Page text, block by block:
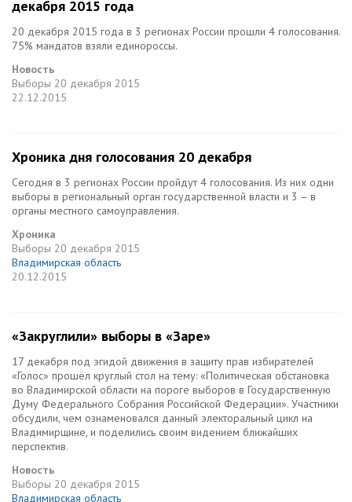
декабря 2015 года
20 декабря 2015 года в 3 регионах России прошли 4 голосования.
75% мандатов взяли единороссы.
Новость
Выборы 20 декабря 2015
22.12.2015
Хроника дня голосования 20 декабря
Сегодня в 3 регионах России пройдут 4 голосования. Из них одни
выборы в региональный орган государственной власти и 3 – в
органы местного самоуправления.
Хроника
Выборы 20 декабря 2015
Владимирская область
20.12.2015
«Закруглили» выборы в «Заре»
17 декабря под эгидой движения в защиту прав избирателей
«Голос» прошёл круглый стол на тему: «Политическая обстановка
во Владимирской области на пороге выборов в Государственную
Думу Федерального Собрания Российской Федерации». Участники
обсудили, чем ознаменовался данный электоральный цикл на
Владимирщине, и поделились своим видением ближайших
перспектив.
Новость
Выборы 20 декабря 2015
Владимирская область